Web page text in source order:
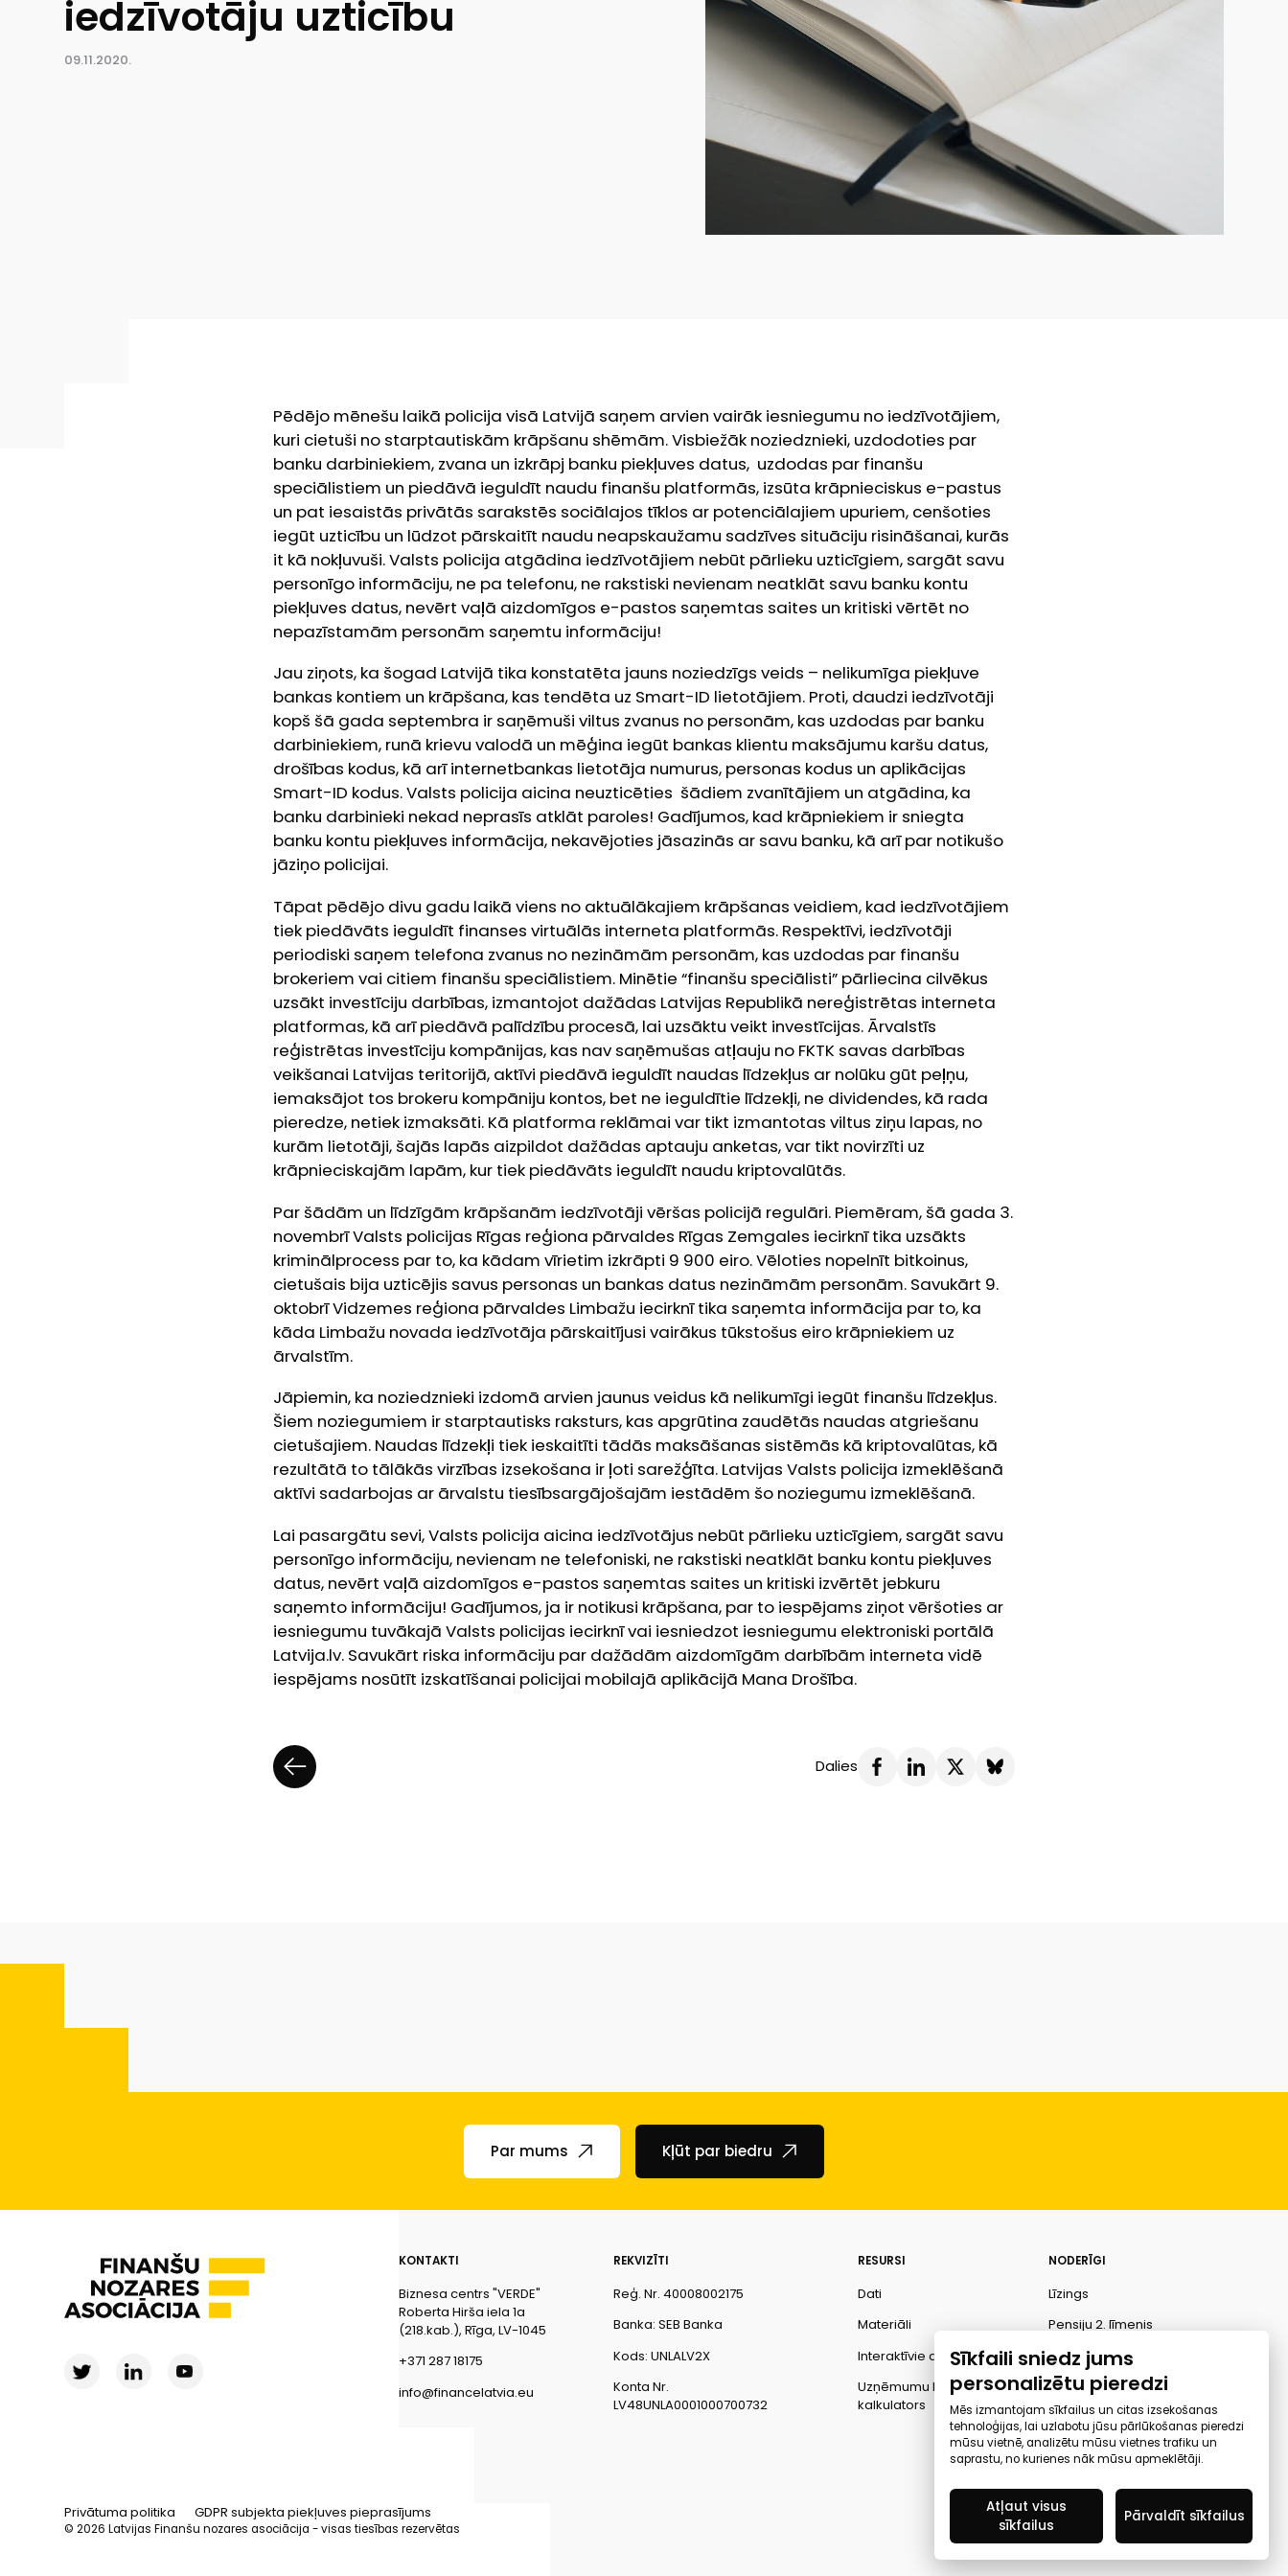
iedzīvotāju uzticību
09.11.2020.
Pēdējo mēnešu laikā policija visā Latvijā saņem arvien vairāk iesniegumu no iedzīvotājiem,
kuri cietuši no starptautiskām krāpšanu shēmām. Visbiežāk noziedznieki, uzdodoties par
banku darbiniekiem, zvana un izkrāpj banku piekļuves datus, uzdodas par finanšu
speciālistiem un piedāvā ieguldīt naudu finanšu platformās, izsūta krāpnieciskus e-pastus
un pat iesaistās privātās sarakstēs sociālajos tīklos ar potenciālajiem upuriem, cenšoties
iegūt uzticību un lūdzot pārskaitīt naudu neapskaužamu sadzīves situāciju risināšanai, kurās
it kā nokļuvuši. Valsts policija atgādina iedzīvotājiem nebūt pārlieku uzticīgiem, sargāt savu
personīgo informāciju, ne pa telefonu, ne rakstiski nevienam neatklāt savu banku kontu
piekļuves datus, nevērt vaļā aizdomīgos e-pastos saņemtas saites un kritiski vērtēt no
nepazīstamām personām saņemtu informāciju!
Jau ziņots, ka šogad Latvijā tika konstatēta jauns noziedzīgs veids – nelikumīga piekļuve
bankas kontiem un krāpšana, kas tendēta uz Smart-ID lietotājiem. Proti, daudzi iedzīvotāji
kopš šā gada septembra ir saņēmuši viltus zvanus no personām, kas uzdodas par banku
darbiniekiem, runā krievu valodā un mēģina iegūt bankas klientu maksājumu karšu datus,
drošības kodus, kā arī internetbankas lietotāja numurus, personas kodus un aplikācijas
Smart-ID kodus. Valsts policija aicina neuzticēties šādiem zvanītājiem un atgādina, ka
banku darbinieki nekad neprasīs atklāt paroles! Gadījumos, kad krāpniekiem ir sniegta
banku kontu piekļuves informācija, nekavējoties jāsazinās ar savu banku, kā arī par notikušo
jāziņo policijai.
Tāpat pēdējo divu gadu laikā viens no aktuālākajiem krāpšanas veidiem, kad iedzīvotājiem
tiek piedāvāts ieguldīt finanses virtuālās interneta platformās. Respektīvi, iedzīvotāji
periodiski saņem telefona zvanus no nezināmām personām, kas uzdodas par finanšu
brokeriem vai citiem finanšu speciālistiem. Minētie “finanšu speciālisti” pārliecina cilvēkus
uzsākt investīciju darbības, izmantojot dažādas Latvijas Republikā nereģistrētas interneta
platformas, kā arī piedāvā palīdzību procesā, lai uzsāktu veikt investīcijas. Ārvalstīs
reģistrētas investīciju kompānijas, kas nav saņēmušas atļauju no FKTK savas darbības
veikšanai Latvijas teritorijā, aktīvi piedāvā ieguldīt naudas līdzekļus ar nolūku gūt peļņu,
iemaksājot tos brokeru kompāniju kontos, bet ne ieguldītie līdzekļi, ne dividendes, kā rada
pieredze, netiek izmaksāti. Kā platforma reklāmai var tikt izmantotas viltus ziņu lapas, no
kurām lietotāji, šajās lapās aizpildot dažādas aptauju anketas, var tikt novirzīti uz
krāpnieciskajām lapām, kur tiek piedāvāts ieguldīt naudu kriptovalūtās.
Par šādām un līdzīgām krāpšanām iedzīvotāji vēršas policijā regulāri. Piemēram, šā gada 3.
novembrī Valsts policijas Rīgas reģiona pārvaldes Rīgas Zemgales iecirknī tika uzsākts
kriminālprocess par to, ka kādam vīrietim izkrāpti 9 900 eiro. Vēloties nopelnīt bitkoinus,
cietušais bija uzticējis savus personas un bankas datus nezināmām personām. Savukārt 9.
oktobrī Vidzemes reģiona pārvaldes Limbažu iecirknī tika saņemta informācija par to, ka
kāda Limbažu novada iedzīvotāja pārskaitījusi vairākus tūkstošus eiro krāpniekiem uz
ārvalstīm.
Jāpiemin, ka noziedznieki izdomā arvien jaunus veidus kā nelikumīgi iegūt finanšu līdzekļus.
Šiem noziegumiem ir starptautisks raksturs, kas apgrūtina zaudētās naudas atgriešanu
cietušajiem. Naudas līdzekļi tiek ieskaitīti tādās maksāšanas sistēmās kā kriptovalūtas, kā
rezultātā to tālākās virzības izsekošana ir ļoti sarežģīta. Latvijas Valsts policija izmeklēšanā
aktīvi sadarbojas ar ārvalstu tiesībsargājošajām iestādēm šo noziegumu izmeklēšanā.
Lai pasargātu sevi, Valsts policija aicina iedzīvotājus nebūt pārlieku uzticīgiem, sargāt savu
personīgo informāciju, nevienam ne telefoniski, ne rakstiski neatklāt banku kontu piekļuves
datus, nevērt vaļā aizdomīgos e-pastos saņemtas saites un kritiski izvērtēt jebkuru
saņemto informāciju! Gadījumos, ja ir notikusi krāpšana, par to iespējams ziņot vēršoties ar
iesniegumu tuvākajā Valsts policijas iecirknī vai iesniedzot iesniegumu elektroniski portālā
Latvija.lv. Savukārt riska informāciju par dažādām aizdomīgām darbībām interneta vidē
iespējams nosūtīt izskatīšanai policijai mobilajā aplikācijā Mana Drošība.
Dalies
Par mums Kļūt par biedru
KONTAKTI
Biznesa centrs "VERDE"
Roberta Hirša iela 1a
(218.kab.), Rīga, LV-1045
+371 287 18175
info@financelatvia.eu
REKVIZĪTI
Reģ. Nr. 40008002175
Banka: SEB Banka
Kods: UNLALV2X
Konta Nr.
LV48UNLA0001000700732
RESURSI
Dati
Materiāli
Interaktīvie dati
Uzņēmumu kredītspējas
kalkulators
NODERĪGI
Līzings
Pensiju 2. līmenis
Finanšu pratība
Ombuds
Privātuma politika GDPR subjekta piekļuves pieprasījums
© 2026 Latvijas Finanšu nozares asociācija - visas tiesības rezervētas
Sīkfaili sniedz jums
personalizētu pieredzi
Mēs izmantojam sīkfailus un citas izsekošanas
tehnoloģijas, lai uzlabotu jūsu pārlūkošanas pieredzi
mūsu vietnē, analizētu mūsu vietnes trafiku un
saprastu, no kurienes nāk mūsu apmeklētāji.
Atļaut visus
sīkfailus
Pārvaldīt sīkfailus